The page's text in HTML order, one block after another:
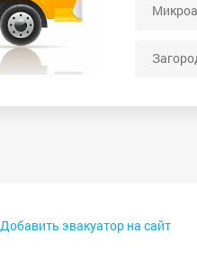
Добавить эвакуатор на сайт